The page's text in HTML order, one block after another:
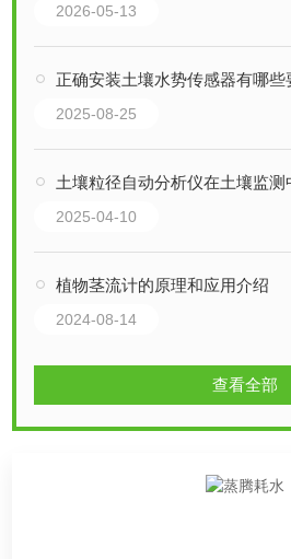
2026-05-13
正确安装土壤水势传感器有哪些
2025-08-25
土壤粒径自动分析仪在土壤监测
2025-04-10
植物茎流计的原理和应用介绍
2024-08-14
查看全部